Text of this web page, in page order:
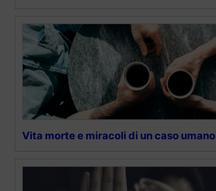
Vita morte e miracoli di un caso umano